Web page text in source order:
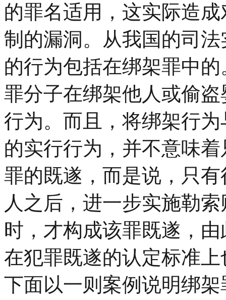
的罪名适用，这实际造
制的漏洞。从我国的司
的行为包括在绑架罪中
罪分子在绑架他人或偷
行为。而且，将绑架行
的实行行为，并不意味
罪的既遂，而是说，只
人之后，进一步实施勒
时，才构成该罪既遂，
在犯罪既遂的认定标准
下面以一则案例说明绑